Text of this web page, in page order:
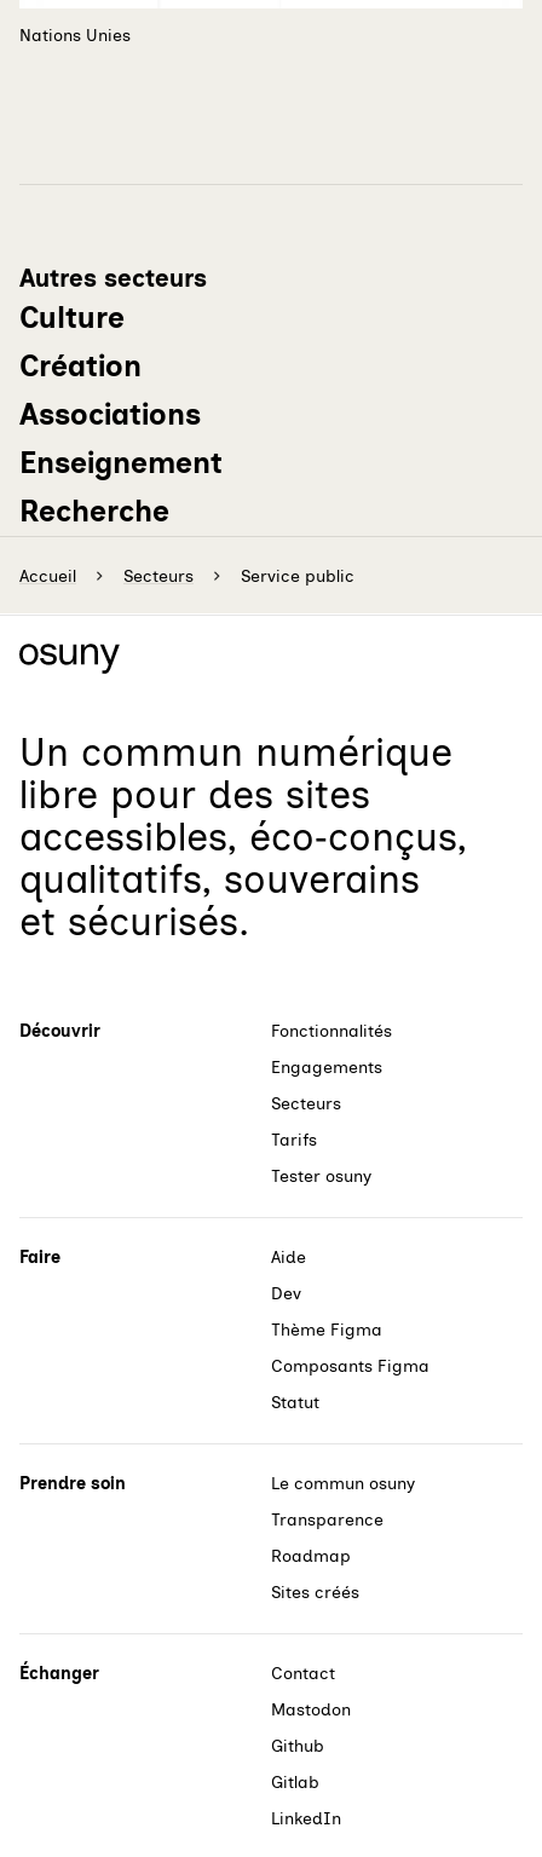
Nations Unies
Autres secteurs
Culture
Création
Associations
Enseignement
Recherche
Accueil Secteurs Service public
Un commun numérique
libre pour des sites
accessibles, éco‑conçus,
qualitatifs, souverains
et sécurisés.
Découvrir
Fonctionnalités
Engagements
Secteurs
Tarifs
Tester osuny
Faire
Aide
Dev
Thème Figma
Composants Figma
Statut
Prendre soin
Le commun osuny
Transparence
Roadmap
Sites créés
Échanger
Contact
Mastodon
Github
Gitlab
LinkedIn